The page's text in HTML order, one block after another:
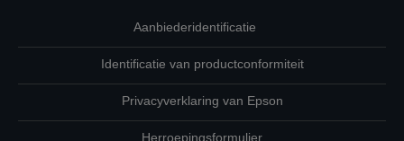
Aanbiederidentificatie
Identificatie van productconformiteit
Privacyverklaring van Epson
Herroepingsformulier